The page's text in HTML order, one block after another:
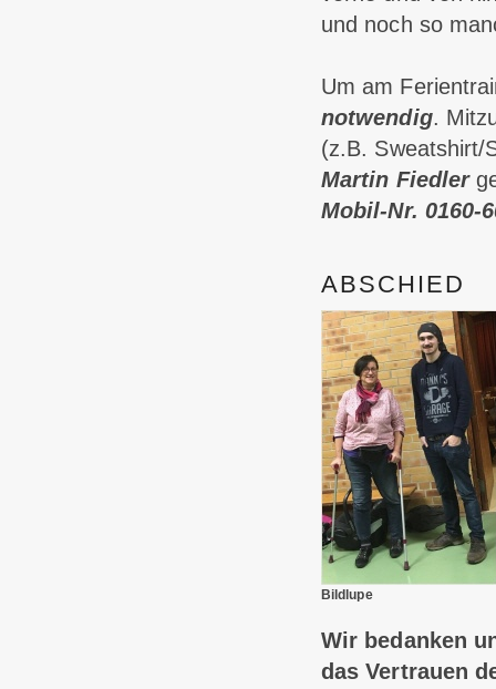
und noch so
Um am
notwendig.
(z.B. Sweatshirt/
Martin Fiedler
Mobil-Nr. 0160-
ABSCHIED
Bildlupe
Wir bedanken
das Vertrauen